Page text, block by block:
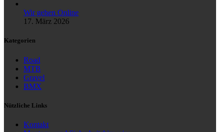
Wir gehen Online
17. März 2026
Kategorien
Road
MTB
Gravel
BMX
Nützliche Links
Kontakt